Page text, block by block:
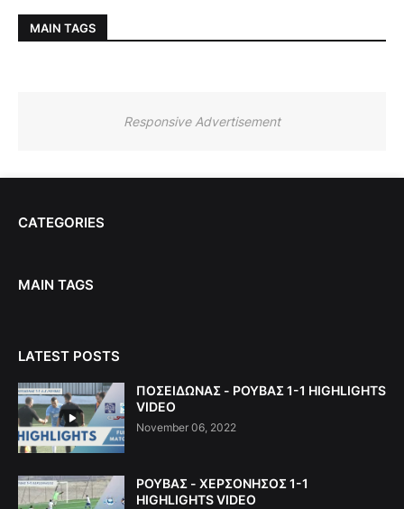
MAIN TAGS
Responsive Advertisement
CATEGORIES
MAIN TAGS
LATEST POSTS
ΠΟΣΕΙΔΩΝΑΣ - ΡΟΥΒΑΣ 1-1 HIGHLIGHTS
VIDEO
November 06, 2022
ΡΟΥΒΑΣ - ΧΕΡΣΟΝΗΣΟΣ 1-1
HIGHLIGHTS VIDEO